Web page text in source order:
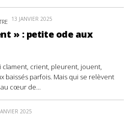
13 JANVIER 2025
» : petite ode aux
clament, crient, pleurent, jouent,
baissés parfois. Mais qui se relèvent
cœur de...
2025